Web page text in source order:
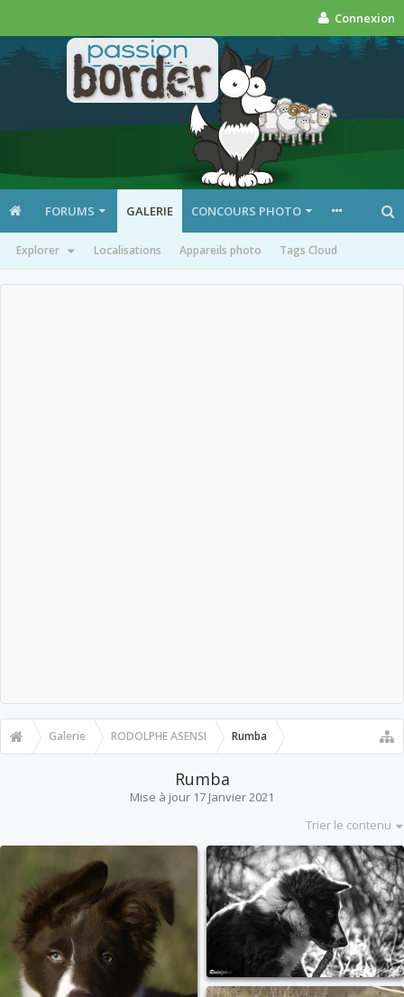
Connexion
FORUMS GALERIE
Explorer Localisations Appareils photo Tags Cloud
CONCOURS PHOTO
Galerie RODOLPHE ASENSI Rumba
Rumba
Mise à jour 17 Janvier 2021
Trier le contenu